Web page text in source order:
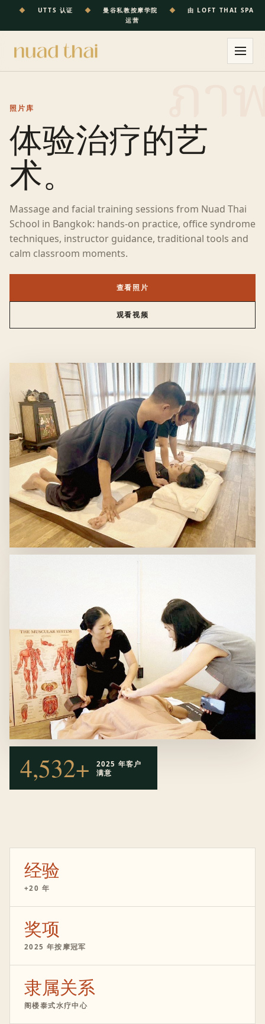
◆ UTTS 认证 ◆ 曼谷私教按摩学院 ◆
由 LOFT THAI SPA
运营
照片库
体验治疗的艺
术。
Massage and facial training sessions from Nuad Thai
School in Bangkok: hands-on practice, office syndrome
techniques, instructor guidance, traditional tools and
calm classroom moments.
查看照片
观看视频
4,532+
2025 年客户
满意
经验
+20 年
奖项
2025 年按摩冠军
隶属关系
阁楼泰式水疗中心